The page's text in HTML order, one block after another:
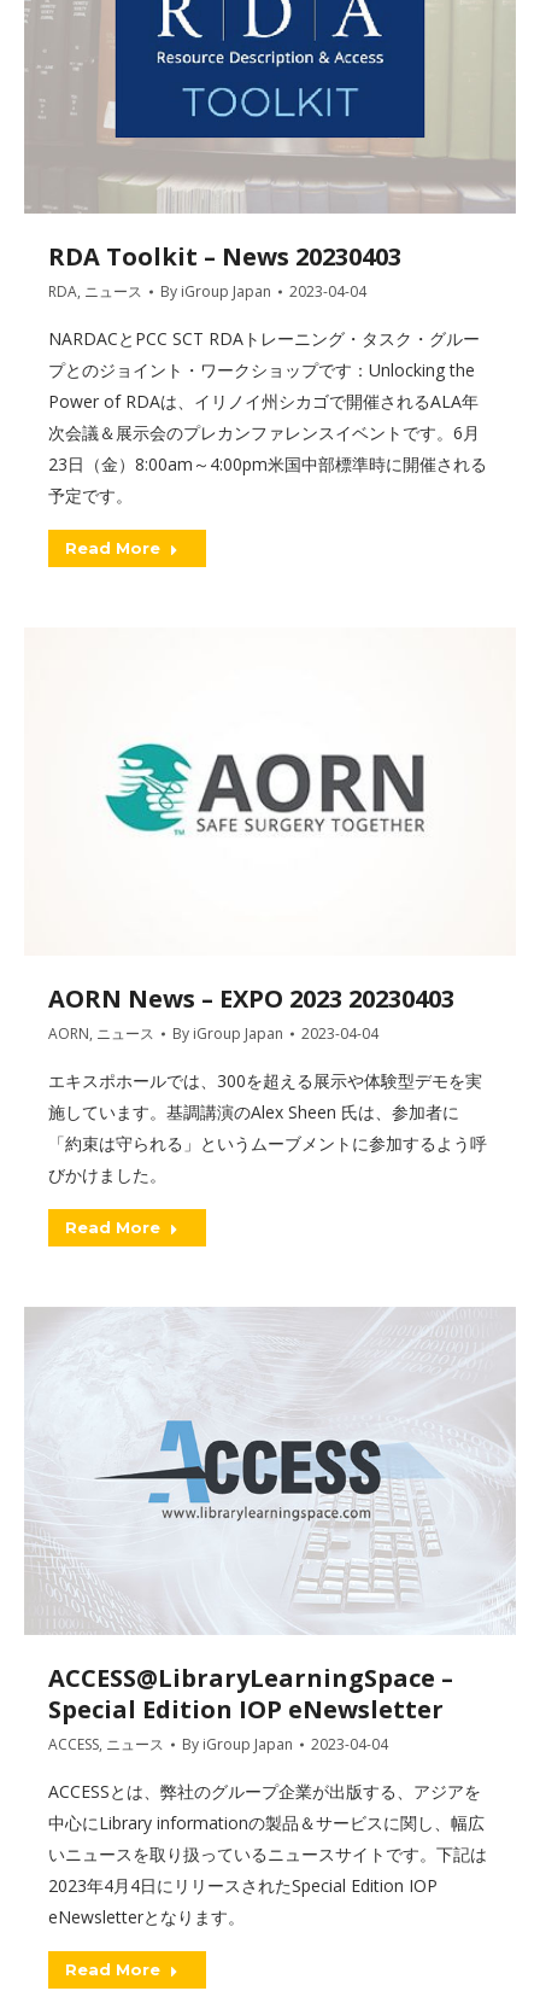
RDA Toolkit – News 20230403
RDA, ニュース By iGroup Japan 2023-04-04
NARDACとPCC SCT RDAトレーニング・タスク・グルー
プとのジョイント・ワークショップです：Unlocking the
Power of RDAは、イリノイ州シカゴで開催されるALA年
次会議＆展示会のプレカンファレンスイベントです。6月
23日（金）8:00am～4:00pm米国中部標準時に開催される
予定です。
Read More
AORN News – EXPO 2023 20230403
AORN, ニュース By iGroup Japan 2023-04-04
エキスポホールでは、300を超える展示や体験型デモを実
施しています。基調講演のAlex Sheen 氏は、参加者に
「約束は守られる」というムーブメントに参加するよう呼
びかけました。
Read More
ACCESS@LibraryLearningSpace –
Special Edition IOP eNewsletter
ACCESS, ニュース By iGroup Japan 2023-04-04
ACCESSとは、弊社のグループ企業が出版する、アジアを
中心にLibrary informationの製品＆サービスに関し、幅広
いニュースを取り扱っているニュースサイトです。下記は
2023年4月4日にリリースされたSpecial Edition IOP
eNewsletterとなります。
Read More